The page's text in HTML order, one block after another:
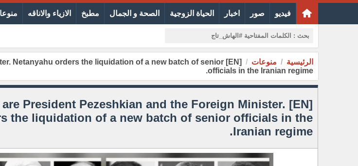
فيديو صور اخبار الحياة الزوجية الصحة و الجمال مطبخ الازياء والاناقه
الرئيسية منوعات
Netanyahu orders the liquidation of a new batch of senior
officials in the Iranian regime.
are President Pezeshkian and the Foreign Minister.
the liquidation of a new batch of senior officials in the
Iranian regime.